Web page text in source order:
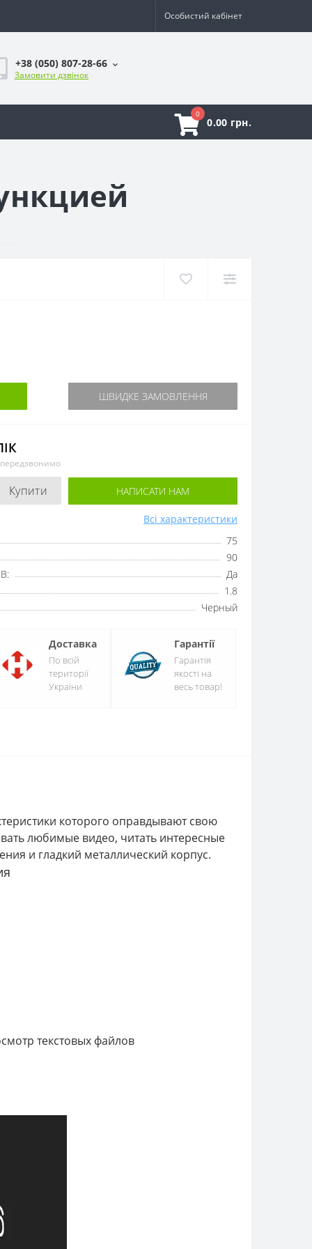
Особистий кабінет
+38 (050) 807-28-66
Замовити дзвінок
0
0.00 грн.
ШВИДКЕ ЗАМОВЛЕННЯ
Купити НАПИСАТИ НАМ
Всі характеристики
75
90
Да
1.8
Черный
Доставка
По всій
території
України
Гарантії
Гарантія
якості на
весь товар!
которого оправдывают свою
любимые видео, читать интересные
и гладкий металлический корпус.
текстовых файлов